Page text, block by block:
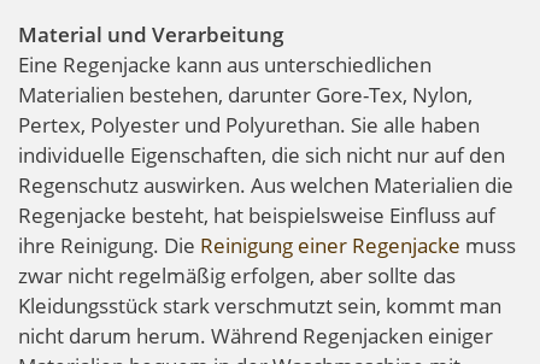
Material und Verarbeitung
Eine Regenjacke kann aus unterschiedlichen
Materialien bestehen, darunter Gore-Tex, Nylon,
Pertex, Polyester und Polyurethan. Sie alle haben
individuelle Eigenschaften, die sich nicht nur auf den
Regenschutz auswirken. Aus welchen Materialien die
Regenjacke besteht, hat beispielsweise Einfluss auf
ihre Reinigung. Die Reinigung einer Regenjacke muss
zwar nicht regelmäßig erfolgen, aber sollte das
Kleidungsstück stark verschmutzt sein, kommt man
nicht darum herum. Während Regenjacken einiger